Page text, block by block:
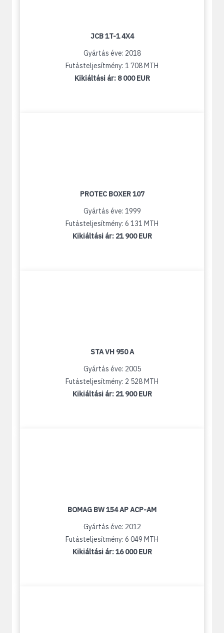
JCB 1T-1 4X4
Gyártás éve: 2018
Futásteljesítmény: 1 708 MTH
Kikiáltási ár: 8 000 EUR
PROTEC BOXER 107
Gyártás éve: 1999
Futásteljesítmény: 6 131 MTH
Kikiáltási ár: 21 900 EUR
STA VH 950 A
Gyártás éve: 2005
Futásteljesítmény: 2 528 MTH
Kikiáltási ár: 21 900 EUR
BOMAG BW 154 AP ACP-AM
Gyártás éve: 2012
Futásteljesítmény: 6 049 MTH
Kikiáltási ár:16 000 EUR